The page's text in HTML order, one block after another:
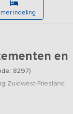
indeling
en
8297)
Zuidwest-Friesland